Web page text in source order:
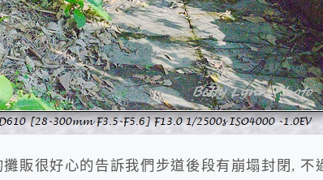
販很好心的告訴我們步道後段有崩塌封閉, 不